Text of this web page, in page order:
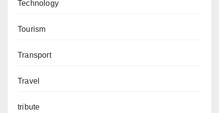
Technology
Tourism
Transport
Travel
tribute